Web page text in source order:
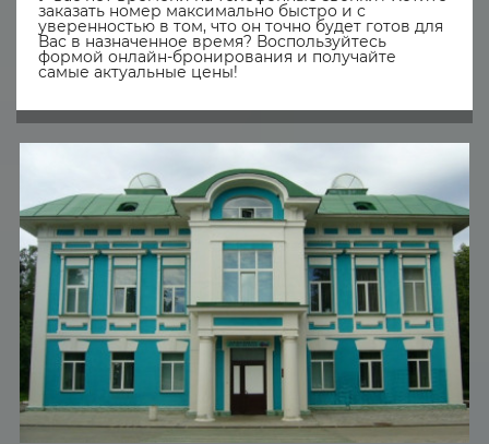
заказать номер максимально быстро и с
уверенностью в том, что он точно будет готов для
Вас в назначенное время? Воспользуйтесь
формой онлайн-бронирования и получайте
самые актуальные цены!